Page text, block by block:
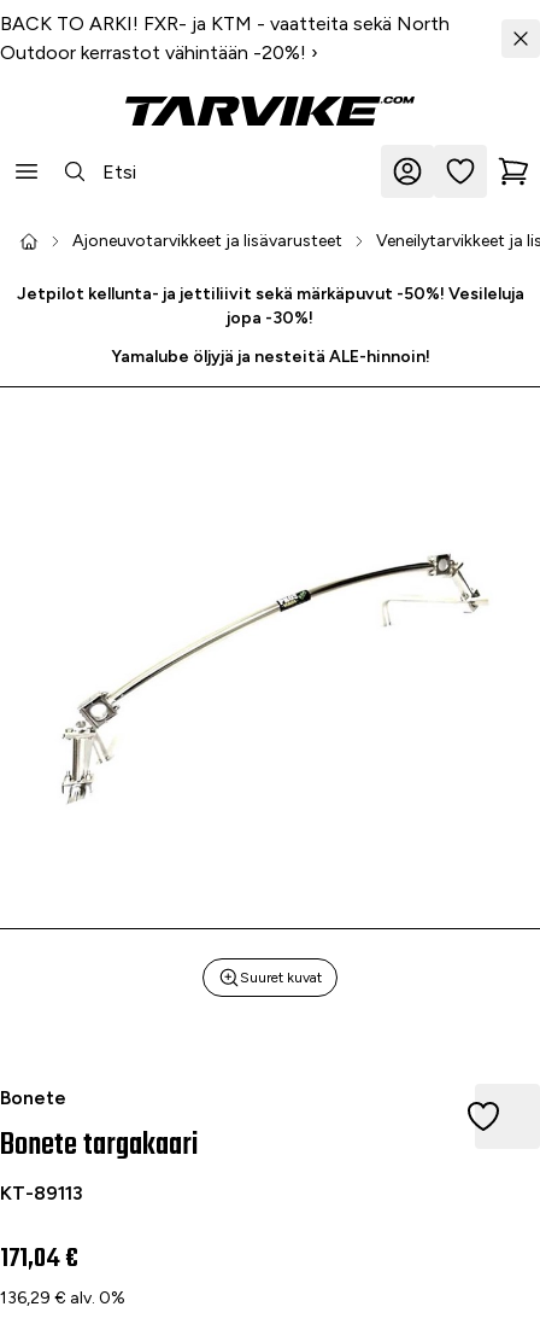
BACK TO ARKI! FXR- ja KTM - vaatteita sekä North
Outdoor kerrastot vähintään -20%! ›
Ajoneuvotarvikkeet ja lisävarusteet Veneilytarvikkeet ja
Jetpilot kellunta- ja jettiliivit sekä märkäpuvut -50%! Vesileluja
jopa -30%!
Yamalube öljyjä ja nesteitä ALE-hinnoin!
Suuret kuvat
Bonete
Bonete targakaari
Bonete targakaari
KT-89113
171,04 €
136,29 € alv. 0%